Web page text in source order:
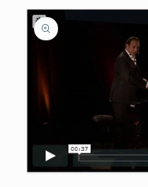
Skip to
product
information